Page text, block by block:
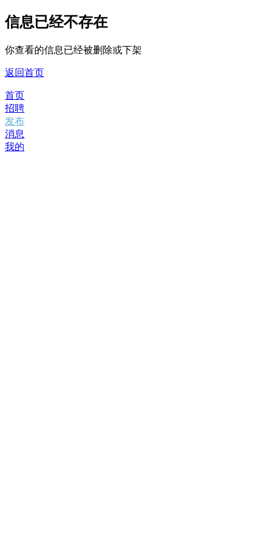
信息已经不存在
你查看的信息已经被删除或下架
返回首页
首页
招聘
发布
消息
我的